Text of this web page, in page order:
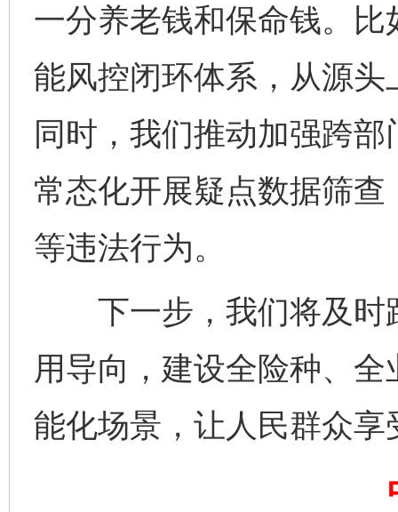
一分养老钱和保命钱。
能风控闭环体系，从源
同时，我们推动加强跨
常态化开展疑点数据筛
等违法行为。
下一步，我们将及时
用导向，建设全险种、
能化场景，让人民群众